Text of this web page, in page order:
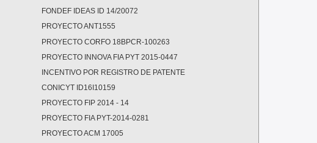
FONDEF IDEAS ID 14/20072
PROYECTO ANT1555
PROYECTO CORFO 18BPCR-100263
PROYECTO INNOVA FIA PYT 2015-0447
INCENTIVO POR REGISTRO DE PATENTE
CONICYT ID16I10159
PROYECTO FIP 2014 - 14
PROYECTO FIA PYT-2014-0281
PROYECTO ACM 17005